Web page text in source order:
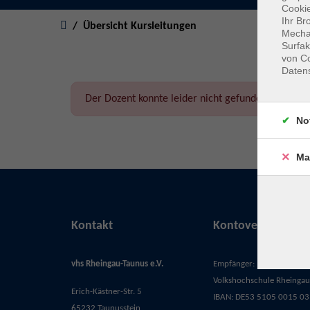
Übersicht Kursleitungen
Der Dozent konnte leider nicht gefunden werden
Kontakt
vhs Rheingau-Taunus e.V.
Erich-Kästner-Str. 5
Kontoverbindung
Empfänger:
Volkshochschule
IBAN: DE53 5105 0015
Ihr
von